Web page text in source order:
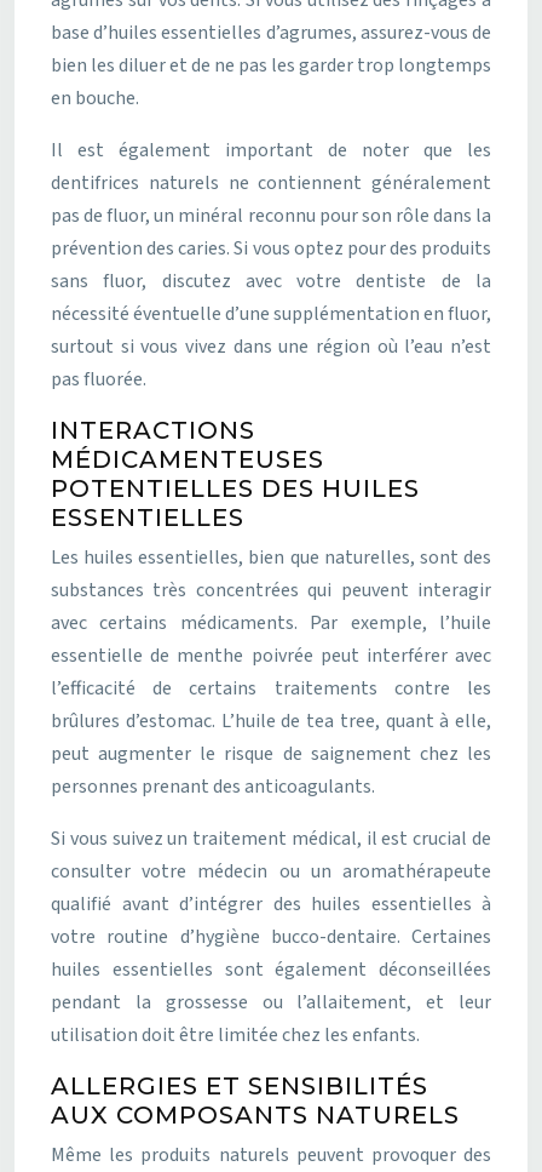
base d’huiles essentielles d’agrumes, assurez-vous de
bien les diluer et de ne pas les garder trop longtemps
en bouche.
Il est également important de noter que les
dentifrices naturels ne contiennent généralement
pas de fluor, un minéral reconnu pour son rôle dans la
prévention des caries. Si vous optez pour des produits
sans fluor, discutez avec votre dentiste de la
nécessité éventuelle d’une supplémentation en fluor,
surtout si vous vivez dans une région où l’eau n’est
pas fluorée.
INTERACTIONS
MÉDICAMENTEUSES
POTENTIELLES DES HUILES
ESSENTIELLES
Les huiles essentielles, bien que naturelles, sont des
substances très concentrées qui peuvent interagir
avec certains médicaments. Par exemple, l’huile
essentielle de menthe poivrée peut interférer avec
l’efficacité de certains traitements contre les
brûlures d’estomac. L’huile de tea tree, quant à elle,
peut augmenter le risque de saignement chez les
personnes prenant des anticoagulants.
Si vous suivez un traitement médical, il est crucial de
consulter votre médecin ou un aromathérapeute
qualifié avant d’intégrer des huiles essentielles à
votre routine d’hygiène bucco-dentaire. Certaines
huiles essentielles sont également déconseillées
pendant la grossesse ou l’allaitement, et leur
utilisation doit être limitée chez les enfants.
ALLERGIES ET SENSIBILITÉS
AUX COMPOSANTS NATURELS
Même les produits naturels peuvent provoquer des